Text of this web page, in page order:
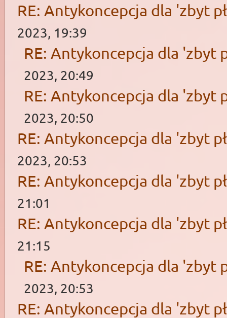
RE: Antykoncepcja dla 'zbyt
2023, 19:39
RE: Antykoncepcja dla 'zbyt
2023, 20:49
RE: Antykoncepcja dla 'zbyt
2023, 20:50
RE: Antykoncepcja dla 'zbyt
2023, 20:53
RE: Antykoncepcja dla 'zbyt
21:01
RE: Antykoncepcja dla 'zbyt
21:15
RE: Antykoncepcja dla 'zbyt
2023, 20:53
RE: Antykoncepcja dla 'zbyt